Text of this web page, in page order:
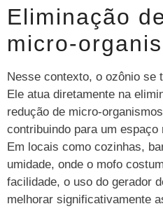
Eliminação
micro-
Nesse contexto, o ozônio se
Ele atua diretamente na
redução de micro-
contribuindo para um
Em locais como cozinhas,
umidade, onde o mofo
facilidade, o uso do gerador
melhorar significativamente